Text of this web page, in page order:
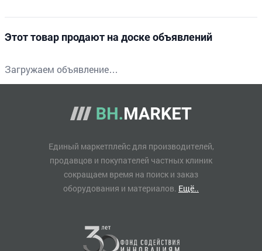
Этот товар продают на доске объявлений
Загружаем объявление…
Единый маркетплейс для производителей,
продавцов и покупателей частных клиник
сокращаем время на поиск и заказ
оборудования и материалов. Ещё..